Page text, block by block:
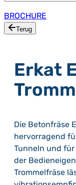
BROCHURE
Terug
Erkat
Die Betonfräse
hervorragend
Tunneln und
der
Trommelfräse